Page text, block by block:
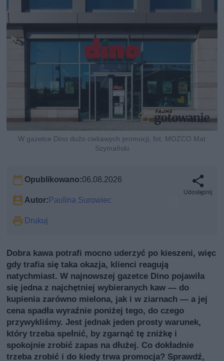
W gazetce Dino dużo ciekawych promocji, fot. MOZCO Mat
Szymański
Opublikowano:06.08.2026
Autor: Paulina Surowiec
Drukuj
Udostępnij
Dobra kawa potrafi mocno uderzyć po kieszeni, więc
gdy trafia się taka okazja, klienci reagują
natychmiast. W najnowszej gazetce Dino pojawiła
się jedna z najchętniej wybieranych kaw — do
kupienia zarówno mielona, jak i w ziarnach — a jej
cena spadła wyraźnie poniżej tego, do czego
przywykliśmy. Jest jednak jeden prosty warunek,
który trzeba spełnić, by zgarnąć tę zniżkę i
spokojnie zrobić zapas na dłużej. Co dokładnie
trzeba zrobić i do kiedy trwa promocja? Sprawdź,